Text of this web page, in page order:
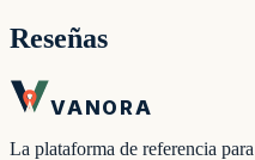
Reseñas
VANORA
La plataforma de referencia